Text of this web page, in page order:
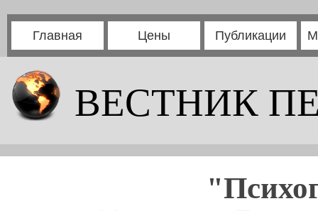
Главная Цены Публикации
ВЕСТНИК